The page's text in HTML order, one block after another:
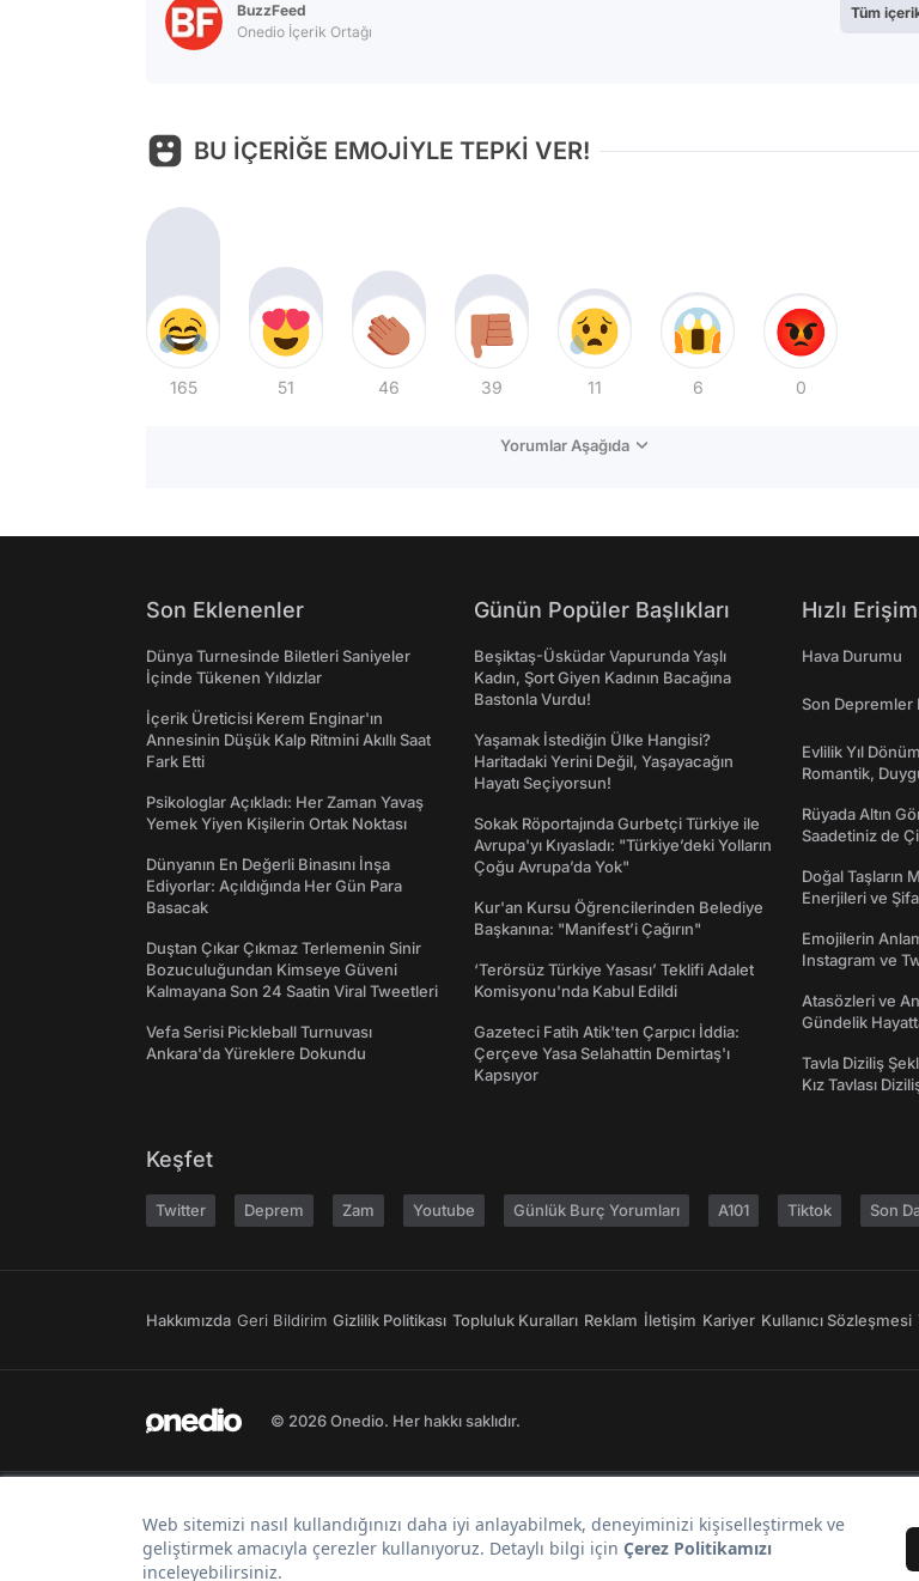
BuzzFeed
Onedio İçerik Ortağı
Tüm
BU İÇERİĞE EMOJİYLE TEPKİ VER!
165 51 46 39 11 6 0
Yorumlar Aşağıda
Son Eklenenler
Dünya Turnesinde Biletleri Saniyeler
İçinde Tükenen Yıldızlar
İçerik Üreticisi Kerem Enginar'ın
Annesinin Düşük Kalp Ritmini Akıllı Saat
Fark Etti
Psikologlar Açıkladı: Her Zaman Yavaş
Yemek Yiyen Kişilerin Ortak Noktası
Dünyanın En Değerli Binasını İnşa
Ediyorlar: Açıldığında Her Gün Para
Basacak
Duştan Çıkar Çıkmaz Terlemenin Sinir
Bozuculuğundan Kimseye Güveni
Kalmayana Son 24 Saatin Viral Tweetleri
Vefa Serisi Pickleball Turnuvası
Ankara'da Yüreklere Dokundu
Günün Popüler Başlıkları
Beşiktaş-Üsküdar Vapurunda Yaşlı
Kadın, Şort Giyen Kadının Bacağına
Bastonla Vurdu!
Yaşamak İstediğin Ülke Hangisi?
Haritadaki Yerini Değil, Yaşayacağın
Hayatı Seçiyorsun!
Sokak Röportajında Gurbetçi Türkiye ile
Avrupa'yı Kıyasladı: "Türkiye’deki Yolların
Çoğu Avrupa’da Yok"
Kur'an Kursu Öğrencilerinden Belediye
Başkanına: "Manifest’i Çağırın"
‘Terörsüz Türkiye Yasası’ Teklifi Adalet
Komisyonu'nda Kabul Edildi
Gazeteci Fatih Atik'ten Çarpıcı İddia:
Çerçeve Yasa Selahattin Demirtaş'ı
Kapsıyor
Hızlı Erişim
Hava Durumu
Son Depremler
Evlilik Yıl
Romantik,
Rüyada Altın
Saadetiniz de
Doğal Taşların
Enerjileri ve
Emojilerin
Instagram ve
Atasözleri ve
Gündelik
Tavla Diziliş
Kız Tavlası
Keşfet
Twitter Deprem Zam Youtube Günlük Burç Yorumları A101 Tiktok Son
Hakkımızda Geri Bildirim Gizlilik Politikası Topluluk Kuralları Reklam İletişim Kariyer Kullanıcı Sözleşmesi
© 2026 Onedio. Her hakkı saklıdır.